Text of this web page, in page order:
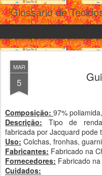
Glossário de
MAR
5
Composição: 97%
Descrição: Tipo de
fabricada por Jacquard pode
Uso: Colchas, fronhas,
Fabricantes: Fabricado na
Fornecedores: Fabricado
Cuidados: